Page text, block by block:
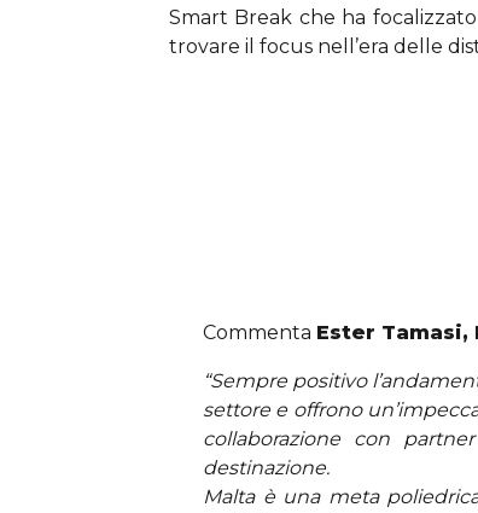
Smart Break che ha
trovare il focus nell’era delle
Commenta Ester
“Sempre positivo
settore e offrono
collaborazione con
destinazione.
Malta è una meta